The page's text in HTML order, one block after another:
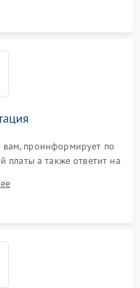
вам, проинформирует по
платы а также ответит на